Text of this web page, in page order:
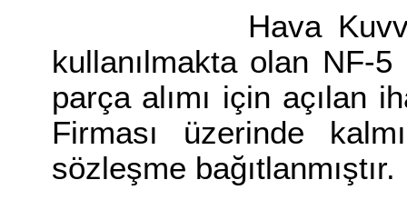
Hava Kuvvetleri
kullanılmakta olan NF-
parça alımı için açılan
Firması üzerinde
sözleşme bağıtlanmıştır.